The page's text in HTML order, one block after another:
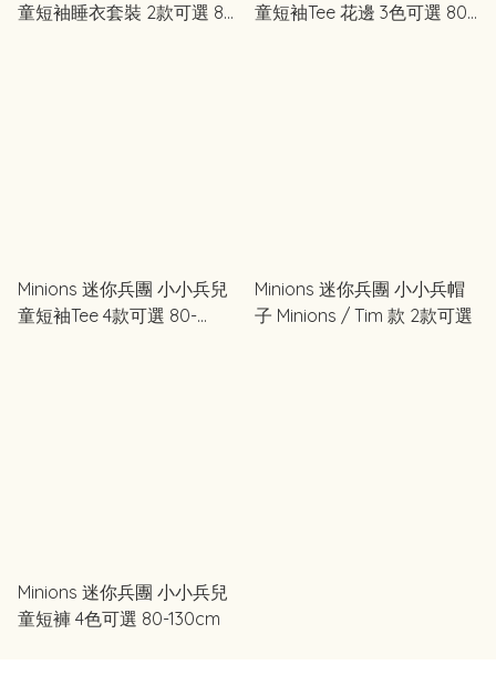
童短袖睡衣套裝 2款可選 80-
童短袖Tee 花邊 3色可選 80-
Minions 迷你兵團 小小兵兒
童短袖Tee 4款可選 80-
Minions 迷你兵團 小小兵帽
子 Minions / Tim 款 2款可選
Minions 迷你兵團 小小兵兒
童短褲 4色可選 80-130cm